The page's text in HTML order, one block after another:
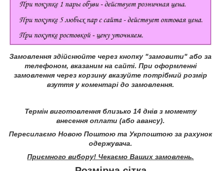
Замовлення здійснюйте через кнопку "замовити" або за
телефоном, вказаним на сайті. При оформленні
замовлення через корзину вказуйте потрібний розмір
взуття у коментарі до замовлення.
Термін виготовлення близько 14 днів з моменту
внесення оплати (або авансу).
Пересилаємо Новою Поштою та Укрпоштою за рахунок
одержувача.
Приємного вибору! Чекаємо Ваших замовлень.